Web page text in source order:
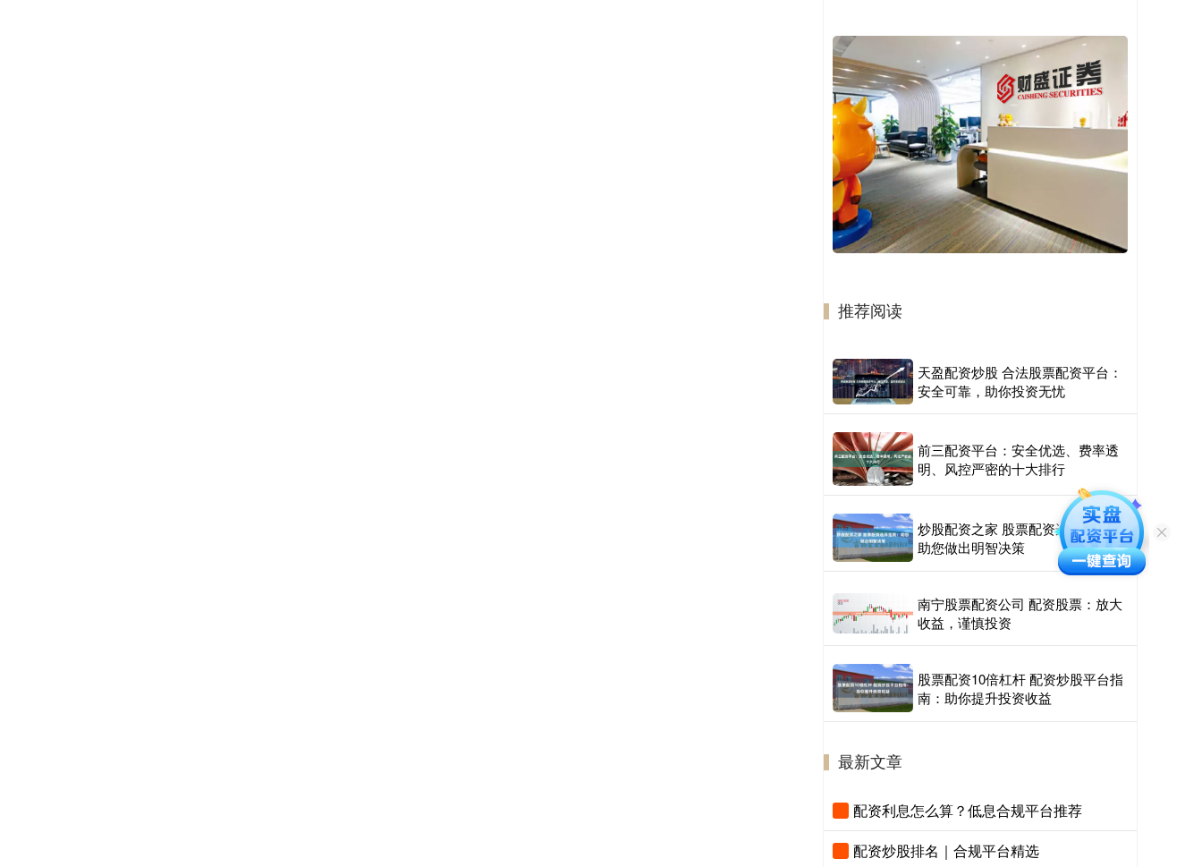
推荐阅读
天盈配资炒股 合法股票配资平台：
安全可靠，助你投资无忧
前三配资平台：安全优选、费率透
明、风控严密的十大排行
炒股配资之家 股票配资选择指南：
助您做出明智决策
南宁股票配资公司 配资股票：放大
收益，谨慎投资
股票配资10倍杠杆 配资炒股平台指
南：助你提升投资收益
最新文章
配资利息怎么算？低息合规平台推荐
配资炒股排名｜合规平台精选